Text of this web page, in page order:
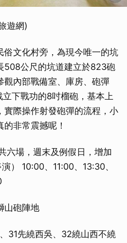
遊網)
俗文化村旁，為現今唯一的坑
508公尺的坑道建立於823砲
觀內部戰備室、庫房、砲彈
下戰功的8吋榴砲，基本上
實際操作射發砲彈的流程，小
非常震撼呢！
六場，週末及例假日，增加
） 10:00、11:00、13:30、
山砲陣地
31先繞西吳、32繞山西不繞